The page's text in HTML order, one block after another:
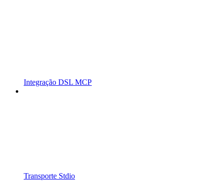
Integração DSL MCP
Transporte Stdio